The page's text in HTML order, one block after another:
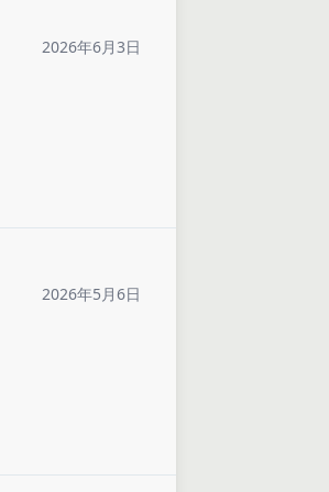
2026年6月3日
2026年5月6日